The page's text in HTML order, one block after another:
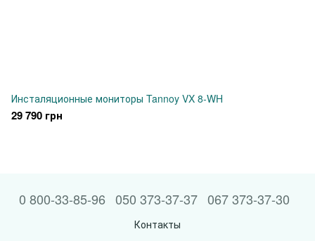
Инсталяционные мониторы Tannoy VX 8-WH
29 790 грн
0 800-33-85-96 050 373-37-37 067 373-37-30
Контакты